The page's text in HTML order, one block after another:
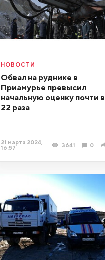
НОВОСТИ
Обвал на руднике в
Приамурье превысил
начальную оценку почти в
22 раза
21 марта 2024,
16:57
3641 0